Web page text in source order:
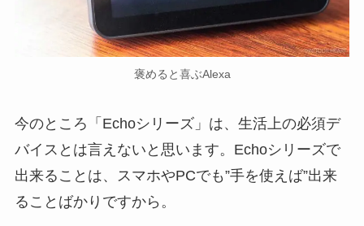
褒めると喜ぶAlexa
今のところ「Echoシリーズ」は、生活上の必須デ
バイスとは言えないと思います。Echoシリーズで
出来ることは、スマホやPCでも”手を使えば”出来
ることばかりですから。